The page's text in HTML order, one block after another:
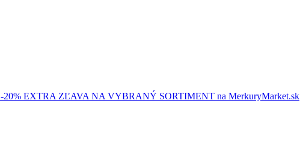
EXTRA ZĽAVA NA VYBRANÝ SORTIMENT na MerkuryMarket.sk